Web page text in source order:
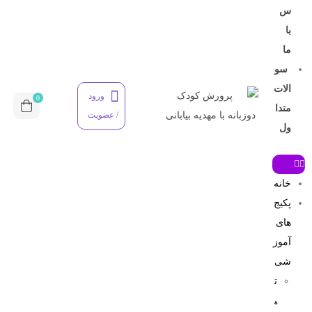
س
با
ما
سو
الات
متدا
ول
خانه
پکیج
های
آموز
شی
ت
ب
ورود
/ عضویت
0